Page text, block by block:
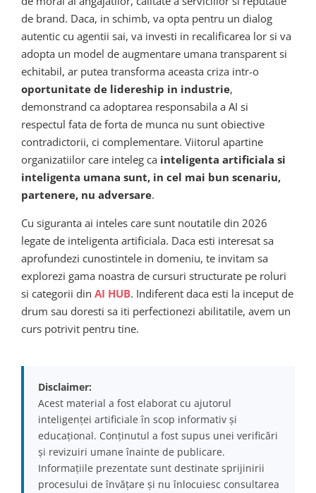
de brand. Daca, in schimb, va opta pentru un dialog
autentic cu agentii sai, va investi in recalificarea lor si va
adopta un model de augmentare umana transparent si
echitabil, ar putea transforma aceasta criza intr-o
oportunitate de lidereship in industrie,
demonstrand ca adoptarea responsabila a AI si
respectul fata de forta de munca nu sunt obiective
contradictorii, ci complementare. Viitorul apartine
organizatiilor care inteleg ca inteligenta artificiala si
inteligenta umana sunt, in cel mai bun scenariu,
partenere, nu adversare.
Cu siguranta ai inteles care sunt noutatile din 2026
legate de inteligenta artificiala. Daca esti interesat sa
aprofundezi cunostintele in domeniu, te invitam sa
explorezi gama noastra de cursuri structurate pe roluri
si categorii din AI HUB. Indiferent daca esti la inceput de
drum sau doresti sa iti perfectionezi abilitatile, avem un
curs potrivit pentru tine.
Disclaimer:
Acest material a fost elaborat cu ajutorul
inteligenței artificiale în scop informativ și
educațional. Conținutul a fost supus unei verificări
și revizuiri umane înainte de publicare.
Informațiile prezentate sunt destinate sprijinirii
procesului de învățare și nu înlocuiesc consultarea